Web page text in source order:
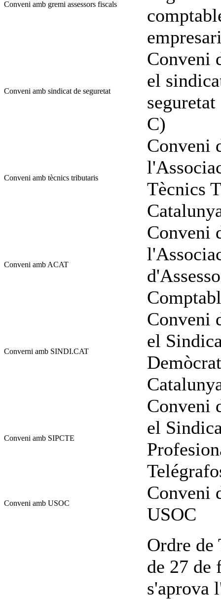
Conveni amb gremi assessors fiscals
Conveni amb sindicat de seguretat
Conveni
el
C)
Conveni amb tècnics tributaris
Conveni
Tècnics
Conveni amb ACAT
Conveni
Converni amb SINDI.CAT
Conveni
el
Conveni amb SIPCTE
Conveni
el
Conveni amb USOC
Conveni
USOC
Ordre de
de 27 de
s'aprova